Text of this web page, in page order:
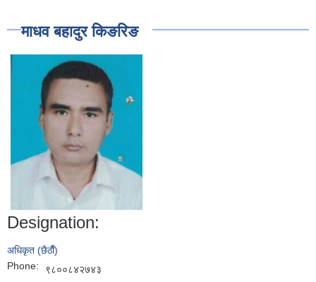
माधव बहादुर किङरिङ
Designation:
अधिकृत (छैठाैँ)
Phone:
९८००८४२७४३